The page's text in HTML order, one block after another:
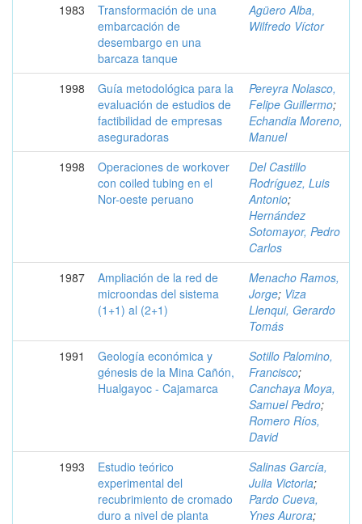
1983
Transformación de una
embarcación de
desembargo en una
barcaza tanque
Agüero Alba,
Wilfredo Víctor
1998
Guía metodológica para la
evaluación de estudios de
factibilidad de empresas
aseguradoras
Pereyra Nolasco,
Felipe Guillermo;
Echandia Moreno,
Manuel
1998
Operaciones de workover
con coiled tubing en el
Nor-oeste peruano
Del Castillo
Rodríguez, Luis
Antonio;
Hernández
Sotomayor, Pedro
Carlos
1987
Ampliación de la red de
microondas del sistema
(1+1) al (2+1)
Menacho Ramos,
Jorge; Viza
Llenqui, Gerardo
Tomás
1991
Geología económica y
génesis de la Mina Cañón,
Hualgayoc - Cajamarca
Sotillo Palomino,
Francisco;
Canchaya Moya,
Samuel Pedro;
Romero Ríos,
David
1993
Estudio teórico
experimental del
recubrimiento de cromado
duro a nivel de planta
Salinas García,
Julia Victoria;
Pardo Cueva,
Ynes Aurora;